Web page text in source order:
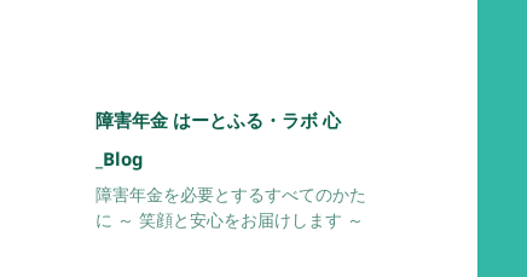
障害年金 はーとふる・ラボ 心
_Blog
障害年金を必要とするすべてのかた
に ～ 笑顔と安心をお届けします ～